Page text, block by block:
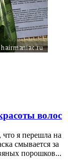
волос
что я перешла на
смывается за
порошков...